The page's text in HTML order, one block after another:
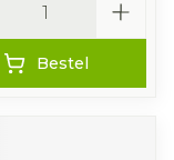
Bestel